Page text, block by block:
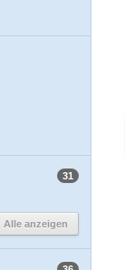
31
Alle anzeigen